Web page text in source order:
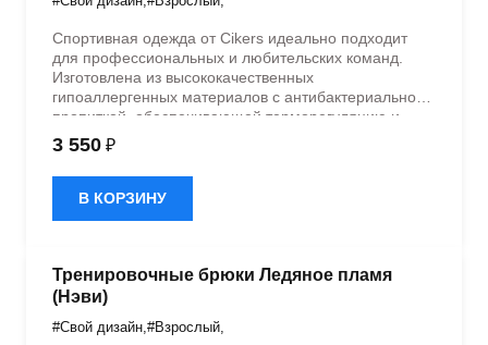
Спортивная одежда от Cikers идеально подходит
для профессиональных и любительских команд.
Изготовлена из высококачественных
гипоаллергенных материалов с антибактериальной
пропиткой, обеспечивающей терморегуляцию и
быстрое влагоотведение. Одежда обладает
эластичностью в 5 направлениях и стильным
дизайном.
3 550 ₽
В КОРЗИНУ
Тренировочные брюки Ледяное пламя
(Нэви)
#Свой дизайн,#Взрослый,